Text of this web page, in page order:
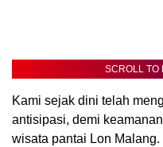
SCROLL TO
Kami sejak dini telah
antisipasi, demi
wisata pantai Lon